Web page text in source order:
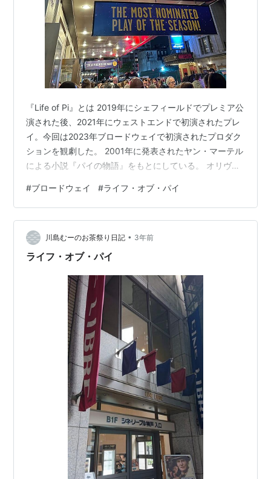
『Life of Pi』とは 2019年にシェフィールドでプレミア公
演された後、2021年にウェストエンドで初演されたプレ
イ。今回は2023年ブロードウェイで初演されたプロダク
ションを観劇した。 2001年に発表されたヤン・マーテル
による小説『パイの物語』をもとにしている。 オリヴィ
では3部門（舞台装置、照明、音響）で受賞した。 ブロ
ードウェイ公演でもロンドン公演から引き続き、Hiran
AbeysekeraがPi役を続投した。 演出はMax Webster。
その他の主なクリエイティブは以下の通り。 脚色 Lolita
Chakrabart…
#ブロードウェイ #ライフ・オブ・パイ
川島むーのお茶祭り日記 • 3年前
ライフ・オブ・パイ